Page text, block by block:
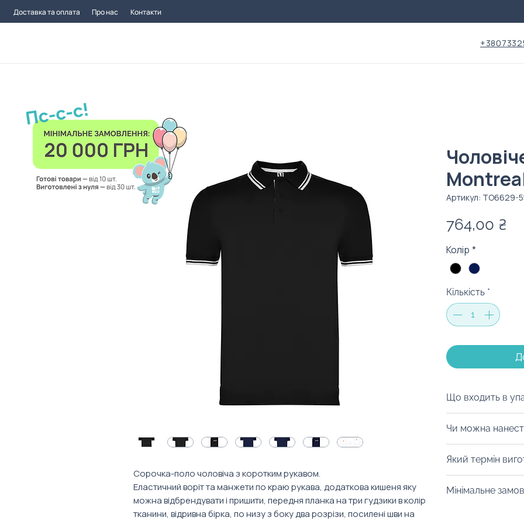
Доставка та оплата Про нас Контакти
Сорочка-поло чоловіча з коротким рукавом.
Еластичний воріт та манжети по краю рукава, додаткова кишеня яку
можна відбрендувати і пришити, передня планка на три гудзики в колір
тканини, відривна бірка, по низу з боку два розрізи, посилені шви на
Артикул: ТО6629-
764,00 ₴
Колір *
Кількість *
Що входить в
коробку на ваш
матеріалів,
вид пакування.
забрендувати,
святковий
Чи можна
нанести
відшити
фасону.
Який термін
конкретний
Мінімальне